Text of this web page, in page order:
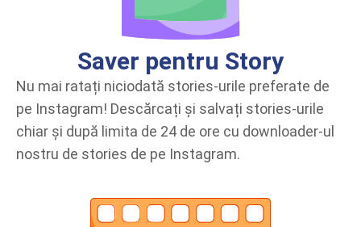
Saver pentru Story
Nu mai ratați niciodată stories-urile preferate de
pe Instagram! Descărcați și salvați stories-urile
chiar și după limita de 24 de ore cu downloader-ul
nostru de stories de pe Instagram.